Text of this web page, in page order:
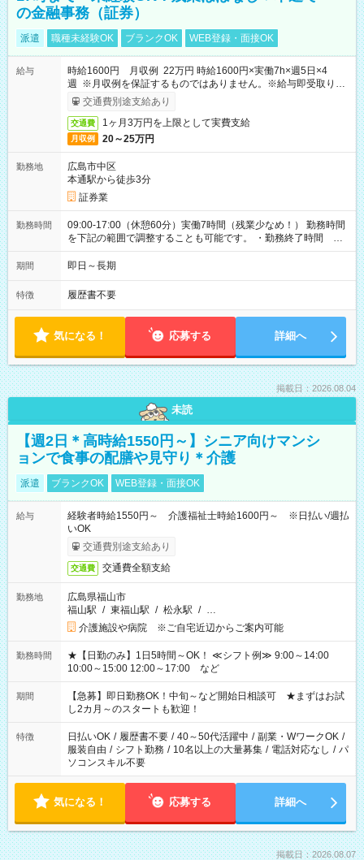
の金融事務（証券）
派遣 職種未経験OK ブランクOK WEB登録・面接OK
給与
時給1600円 月収例 22万円 時給1600円×実働7h×週5日×4
週 ※月収例を保証するものではありません。※給与即受取りサ
ービス利用可（利用条件有）
交通費別途支給あり
交通費 1ヶ月3万円を上限として実費支給
月収例 20～25万円
勤務地
広島市中区
本通駅から徒歩3分
証券業
勤務時間
09:00-17:00（休憩60分）実働7時間（残業少なめ！） 勤務時間
を下記の範囲で調整することも可能です。 ・勤務終了時間
15:30～17:00 ・実働 05:30～07:00
期間 即日～長期
特徴 履歴書不要
気になる！ 応募する 詳細へ
掲載日：2026.08.04
未読
【週2日＊高時給1550円～】シニア向けマンシ
ョンで食事の配膳や見守り＊介護
派遣 ブランクOK WEB登録・面接OK
給与
経験者時給1550円～ 介護福祉士時給1600円～ ※日払い/週払
いOK
交通費別途支給あり
交通費 交通費全額支給
勤務地
広島県福山市
福山駅 / 東福山駅 / 松永駅 / …
介護施設や病院 ※ご自宅近辺からご案内可能
勤務時間
★【日勤のみ】1日5時間～OK！ ≪シフト例≫ 9:00～14:00
10:00～15:00 12:00～17:00 など
期間
【急募】即日勤務OK！中旬～など開始日相談可 ★まずはお試
し2カ月～のスタートも歓迎！
特徴 日払いOK / 履歴書不要 / 40～50代活躍中 / 副業・WワークOK /
服装自由 / シフト勤務 / 10名以上の大量募集 / 電話対応なし / パ
ソコンスキル不要
気になる！ 応募する 詳細へ
掲載日：2026.08.07